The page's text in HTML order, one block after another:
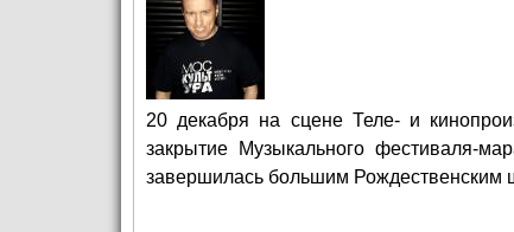
20 декабря на сцене Теле- и
закрытие Музыкального фестиваля-
завершилась большим Рождественским